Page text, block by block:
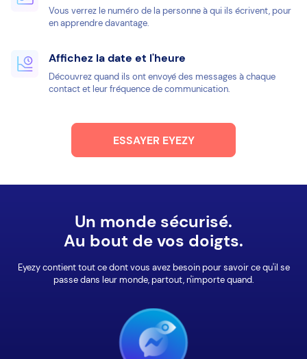
Vous verrez le numéro de la personne à qui ils écrivent, pour
en apprendre davantage.
Affichez la date et l'heure
Découvrez quand ils ont envoyé des messages à chaque
contact et leur fréquence de communication.
ESSAYER EYEZY
Un monde sécurisé.
Au bout de vos doigts.
Eyezy contient tout ce dont vous avez besoin pour savoir ce qu'il se
passe dans leur monde, partout, n'importe quand.